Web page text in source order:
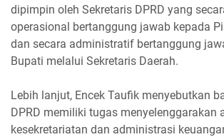
dipimpin oleh Sekretaris DPRD yang
operasional bertanggung jawab kepada
dan secara administratif bertanggung
Bupati melalui Sekretaris Daerah.
Lebih lanjut, Encek Taufik menyebutkan
DPRD memiliki tugas menyelenggarakan
kesekretariatan dan administrasi